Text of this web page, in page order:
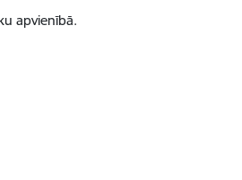
apvienībā.